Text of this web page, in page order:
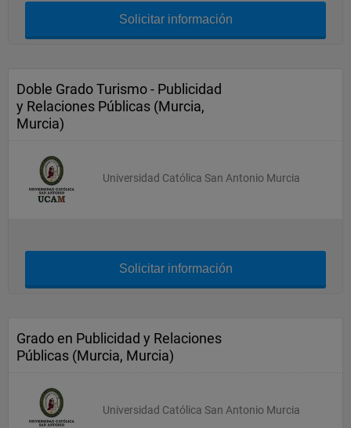
Solicitar información
Doble Grado Turismo - Publicidad
y Relaciones Públicas (Murcia,
Murcia)
Universidad Católica San Antonio Murcia
Solicitar información
Grado en Publicidad y Relaciones
Públicas (Murcia, Murcia)
Universidad Católica San Antonio Murcia